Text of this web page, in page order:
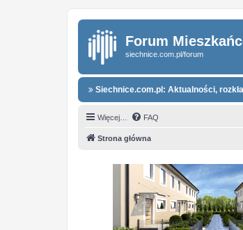
Forum
siechnice.com.pl/forum
Siechnice.com.pl: Aktualności,
Więcej… FAQ
Strona główna